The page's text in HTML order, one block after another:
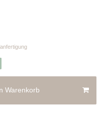
Warenkorb